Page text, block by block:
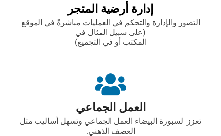
إدارة أرضية المتجر
التصور والإدارة والتحكم في العمليات مباشرةً في الموقع
(على سبيل المثال في
المكتب أو في التجميع)
العمل الجماعي
تعزز السبورة البيضاء العمل الجماعي وتسهل أساليب مثل
العصف الذهني.